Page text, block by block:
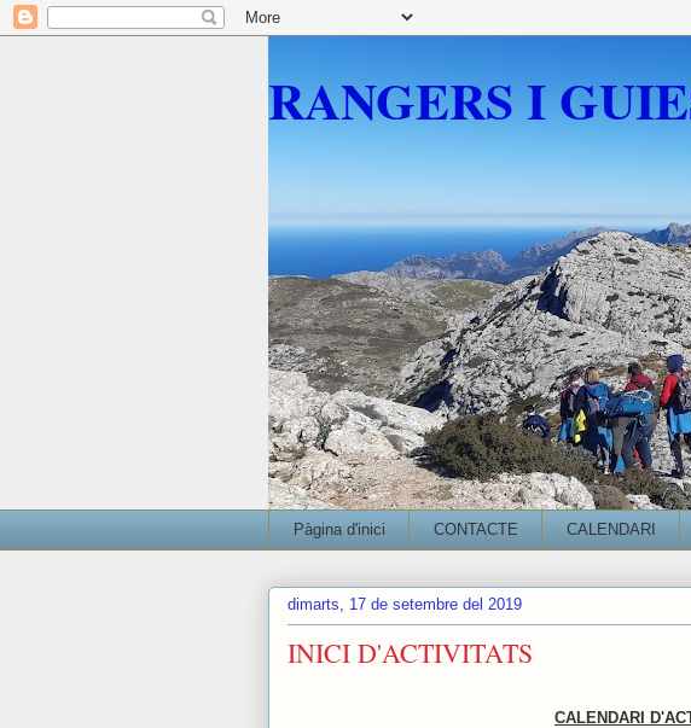
RANGERS I
Pàgina d'inici CONTACTE CALENDARI
dimarts, 17 de setembre del 2019
INICI D'ACTIVITATS
CALENDARI